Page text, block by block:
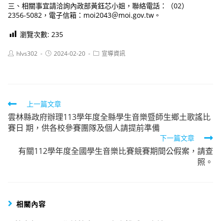
三、相關事宜請洽詢內政部黃鈺芯小姐，聯絡電話：（02）
2356-5082，電子信箱：moi2043＠moi.gov.tw。
瀏覽次數: 235
Posthlvs302
Post2024-02-20
Post宣導資訊
Read
more
articles
上一篇文章
雲林縣政府辦理113學年度全縣學生音樂暨師生鄉土歌謠比
賽日 期，供各校參賽團隊及個人請提前準備
下一篇文章
有關112學年度全國學生音樂比賽競賽期間公假案，請查
照。
相關內容